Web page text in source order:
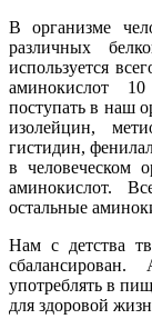
В организме
различных
используется
аминокислот
поступать в наш
изолейцин,
гистидин,
в человеческом
аминокислот.
остальные
Нам с детства
употреблять в
для здоровой